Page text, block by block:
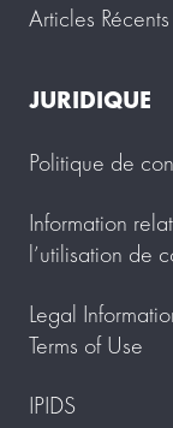
Articles Récents
JURIDIQUE
Politique de
Information
l’utilisation de
Legal
Terms of Use
IPIDS